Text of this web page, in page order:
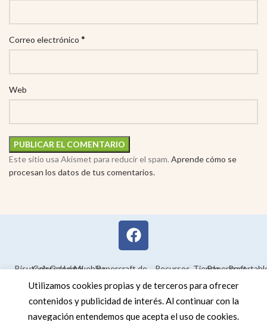
Correo electrónico *
Web
Este sitio usa Akismet para reducir el spam. Aprende cómo se
procesan los datos de tus comentarios.
BisuteríaColorear
Galería
LegalMueblesPapercraft de
Maquetas en
Recursos
educativos
TiendaPapercraft
Utilizamos cookies propias y de terceros para ofrecer
contenidos y publicidad de interés. Al continuar con la
navegación entendemos que acepta el uso de cookies.